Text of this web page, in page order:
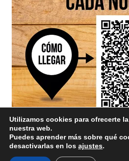
Utilizamos cookies para ofrecerte
nuestra web.
Puedes aprender más sobre qué
desactivarlas en los ajustes.